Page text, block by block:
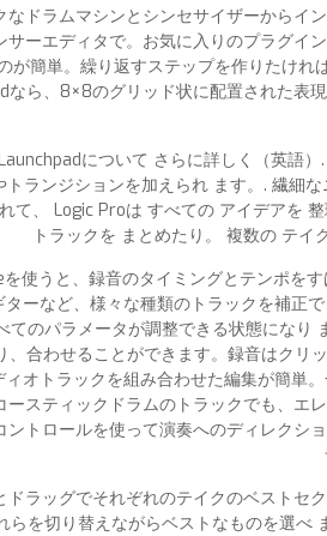
なドラムマシンとシンセサイザーからイ
サーエディタで。お気に入りのプラグイ
が簡単。繰り返すステップを作りたけ
なら、8×8のグリッド状に配置された表
について さらに詳しく（英語
トランジションを加えられ ます。. 繊細
て、 Logic Proは すべての アイデアを
トラックを まとめたり。 複数の テ
使うと、録音のタイミングとテンポを
ターなど、様々な種類のトラックを補正
てのパラメータが調整できる状態になり
、合わせることができます。録音はクリ
ィオトラックを組み合わせた編集が簡単
ースティックドラムのトラックでも、エ
ントロールを使って演奏へのディレクシ
ドラッグでそれぞれのテイクのベストセ
らを切り替えながらベストなものを選